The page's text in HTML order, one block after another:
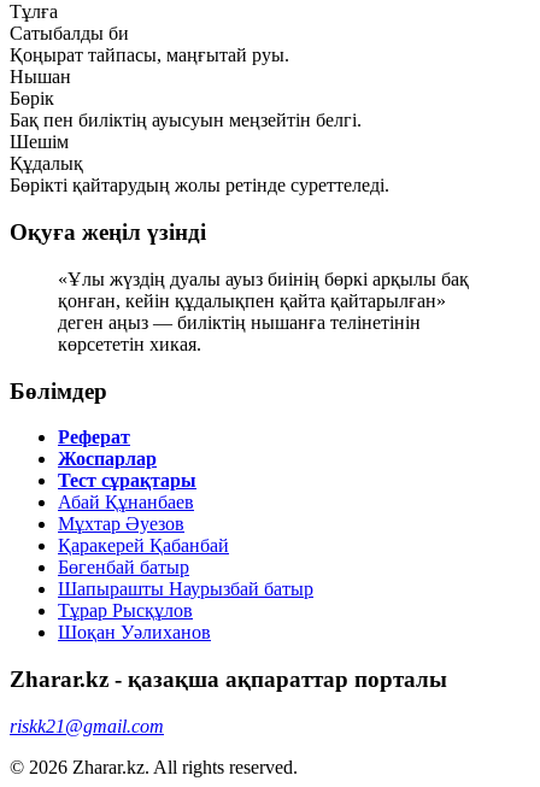
Тұлға
Сатыбалды би
Қоңырат тайпасы, маңғытай руы.
Нышан
Бөрік
Бақ пен биліктің ауысуын меңзейтін белгі.
Шешім
Құдалық
Бөрікті қайтарудың жолы ретінде суреттеледі.
Оқуға жеңіл үзінді
«Ұлы жүздің дуалы ауыз биінің бөркі арқылы бақ
қонған, кейін құдалықпен қайта қайтарылған»
деген аңыз — биліктің нышанға телінетінін
көрсететін хикая.
Бөлімдер
Реферат
Жоспарлар
Тест сұрақтары
Абай Құнанбаев
Мұхтар Әуезов
Қаракерей Қабанбай
Бөгенбай батыр
Шапырашты Наурызбай батыр
Тұрар Рысқұлов
Шоқан Уәлиханов
Zharar.kz - қазақша ақпараттар порталы
riskk21@gmail.com
© 2026 Zharar.kz. All rights reserved.